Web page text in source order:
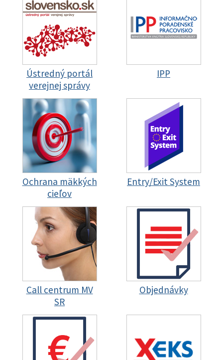
Ústredný portál
verejnej správy
IPP
Ochrana mäkkých
cieľov
Entry/Exit System
Call centrum MV
SR
Objednávky